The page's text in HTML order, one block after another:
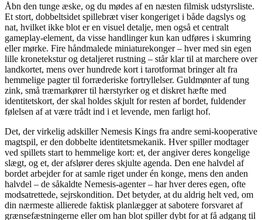
Åbn den tunge æske, og du mødes af en næsten filmisk udstyrsliste.
Et stort, dobbeltsidet spillebræt viser kongeriget i både dagslys og
nat, hvilket ikke blot er en visuel detalje, men også et centralt
gameplay-element, da visse handlinger kun kan udføres i skumring
eller mørke. Fire håndmalede miniaturekonger – hver med sin egen
lille kronetekstur og detaljeret rustning – står klar til at marchere over
landkortet, mens over hundrede kort i tarotformat bringer alt fra
hemmelige pagter til forræderiske fortryllelser. Guldmønter af tung
zink, små træmarkører til hærstyrker og et diskret hæfte med
identitetskort, der skal holdes skjult for resten af bordet, fuldender
følelsen af at være trådt ind i et levende, men farligt hof.
Det, der virkelig adskiller Nemesis Kings fra andre semi-kooperative
magtspil, er den dobbelte identitetsmekanik. Hver spiller modtager
ved spillets start to hemmelige kort: et, der angiver deres kongelige
slægt, og et, der afslører deres skjulte agenda. Den ene halvdel af
bordet arbejder for at samle riget under én konge, mens den anden
halvdel – de såkaldte Nemesis-agenter – har hver deres egen, ofte
modsatrettede, sejrskondition. Det betyder, at du aldrig helt ved, om
din nærmeste allierede faktisk planlægger at sabotere forsvaret af
grænsefæstningerne eller om han blot spiller dybt for at få adgang til